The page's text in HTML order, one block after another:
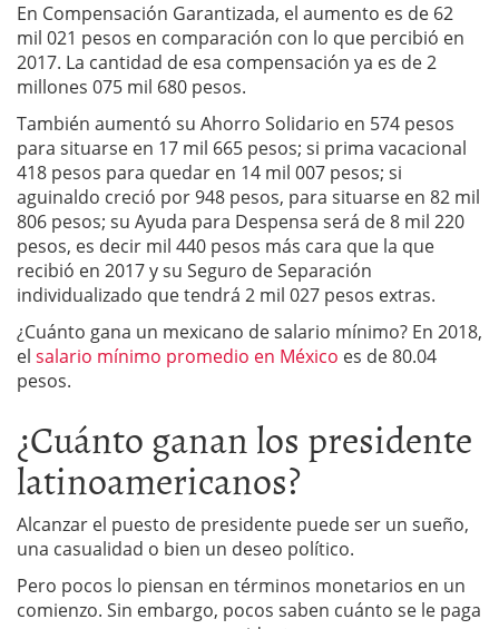
En Compensación Garantizada, el aumento es de 62
mil 021 pesos en comparación con lo que percibió en
2017. La cantidad de esa compensación ya es de 2
millones 075 mil 680 pesos.
También aumentó su Ahorro Solidario en 574 pesos
para situarse en 17 mil 665 pesos; si prima vacacional
418 pesos para quedar en 14 mil 007 pesos; si
aguinaldo creció por 948 pesos, para situarse en 82 mil
806 pesos; su Ayuda para Despensa será de 8 mil 220
pesos, es decir mil 440 pesos más cara que la que
recibió en 2017 y su Seguro de Separación
individualizado que tendrá 2 mil 027 pesos extras.
¿Cuánto gana un mexicano de salario mínimo? En 2018,
el salario mínimo promedio en México es de 80.04
pesos.
¿Cuánto ganan los presidente
latinoamericanos?
Alcanzar el puesto de presidente puede ser un sueño,
una casualidad o bien un deseo político.
Pero pocos lo piensan en términos monetarios en un
comienzo. Sin embargo, pocos saben cuánto se le paga